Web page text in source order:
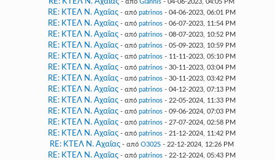
- από Giannis - 04-06-2023, 04:05 PM
RE: ΚΤΕΛ Ν. Αχαΐας - από patrinos- 04-06-2023, 06:01 PM
RE: ΚΤΕΛ Ν. Αχαΐας - από patrinos- 06-07-2023, 11:54 PM
RE: ΚΤΕΛ Ν. Αχαΐας - από patrinos- 08-07-2023, 10:52 PM
RE: ΚΤΕΛ Ν. Αχαΐας - από patrinos- 05-09-2023, 10:59 PM
RE: ΚΤΕΛ Ν. Αχαΐας - από patrinos- 11-11-2023, 05:10 PM
RE: ΚΤΕΛ Ν. Αχαΐας - από patrinos- 30-11-2023, 03:04 PM
RE: ΚΤΕΛ Ν. Αχαΐας - από patrinos- 30-11-2023, 03:42 PM
RE: ΚΤΕΛ Ν. Αχαΐας - από patrinos- 04-12-2023, 07:13 PM
RE: ΚΤΕΛ Ν. Αχαΐας - από patrinos- 22-05-2024, 11:33 PM
RE: ΚΤΕΛ Ν. Αχαΐας - από patrinos- 09-06-2024, 07:03 PM
RE: ΚΤΕΛ Ν. Αχαΐας - από patrinos- 27-07-2024, 02:58 PM
RE: ΚΤΕΛ Ν. Αχαΐας - από patrinos- 21-12-2024, 11:42 PM
RE: ΚΤΕΛ Ν. Αχαΐας - από O302S- 22-12-2024, 12:26 PM
RE: ΚΤΕΛ Ν. Αχαΐας - από patrinos- 22-12-2024, 05:43 PM